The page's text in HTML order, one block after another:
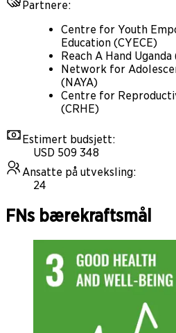
Partnere:
Centre for Youth
Education (CYECE)
Reach A Hand Uganda
Network for
(NAYA)
Centre for
(CRHE)
Estimert budsjett:
USD 509 348
Ansatte på utveksling:
24
FNs bærekraftsmål